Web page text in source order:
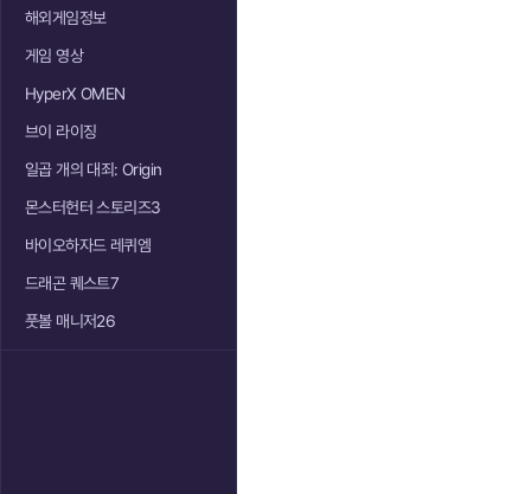
해외게임정보
게임 영상
HyperX OMEN
브이 라이징
일곱 개의 대죄: Origin
몬스터헌터 스토리즈3
바이오하자드 레퀴엠
드래곤 퀘스트7
풋볼 매니저26